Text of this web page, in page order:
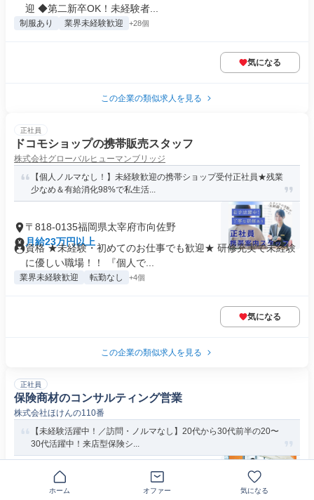
迎 ◆第二新卒OK！未経験者...
制服あり 業界未経験歓迎 +28個
気になる
この企業の類似求人を見る
正社員
ドコモショップの携帯販売スタッフ
株式会社グローバルヒューマンブリッジ
【個人ノルマなし！】未経験歓迎の携帯ショップ受付正社員★残業
少なめ＆有給消化98%で私生活...
〒818-0135福岡県太宰府市向佐野
月給23万円以上
資格 ★未経験・初めてのお仕事でも歓迎★ 研修充実で未経験
に優しい職場！！ 『個人で...
業界未経験歓迎 転勤なし +4個
気になる
この企業の類似求人を見る
正社員
保険商材のコンサルティング営業
株式会社ほけんの110番
【未経験活躍中！／訪問・ノルマなし】20代から30代前半の20〜
30代活躍中！来店型保険シ...
福岡県太宰府市大佐野
月給23万5000円～30万円
ホーム オファー 気になる